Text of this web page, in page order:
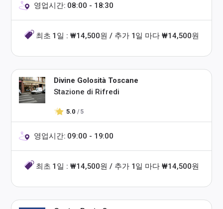
영업시간: 08:00 - 18:30
최초 1일 : ₩14,500원 / 추가 1일 마다 ₩14,500원
Divine Golosità Toscane
Stazione di Rifredi
5.0 / 5
영업시간: 09:00 - 19:00
최초 1일 : ₩14,500원 / 추가 1일 마다 ₩14,500원